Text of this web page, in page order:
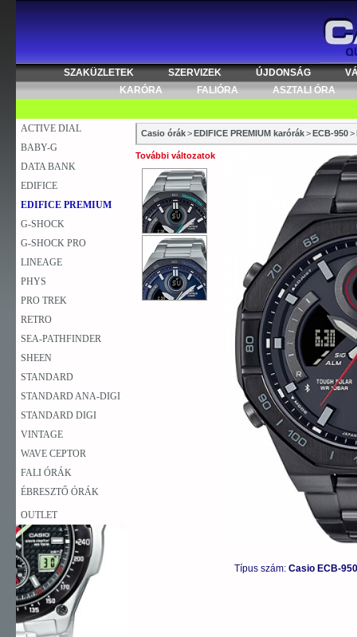
SZAKÜZLETEK SZERVIZEK ÚJDONSÁG
KARÓRA
FALIÓRA ASZTALI ÓRA
ACTIVE DIAL
BABY-G
DATA BANK
EDIFICE
EDIFICE PREMIUM
G-SHOCK
G-SHOCK PRO
LINEAGE
PHYS
PRO TREK
RETRO
SEA-PATHFINDER
SHEEN
STANDARD
STANDARD ANA-DIGI
STANDARD DIGI
VINTAGE
WAVE CEPTOR
FALI ÓRÁK
ÉBRESZTŐ ÓRÁK
OUTLET
Casio órák>EDIFICE PREMIUM karórák>ECB-950>
További változatok
Típus szám: Casio ECB-